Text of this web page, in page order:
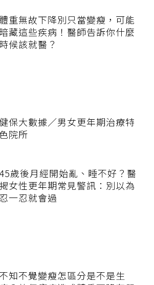
體重無故下降別只當變瘦，可能
暗藏這些疾病！醫師告訴你什麼
時候該就醫？
健保大數據／男女更年期治療特
院所
45歲後月經開始亂、睡不好？醫
揭女性更年期常見警訊：別以為
忍一忍就會過
知不覺變瘦怎區分是不是生